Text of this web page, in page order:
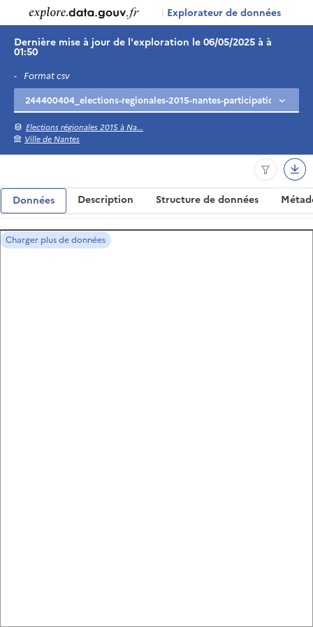
| Explorateur de données
Dernière mise à jour de l'exploration le 06/05/2025 à à
01:50
- Format csv
Elections régionales 2015 à Na...
Ville de Nantes
Données Description Structure de données
Charger plus de données